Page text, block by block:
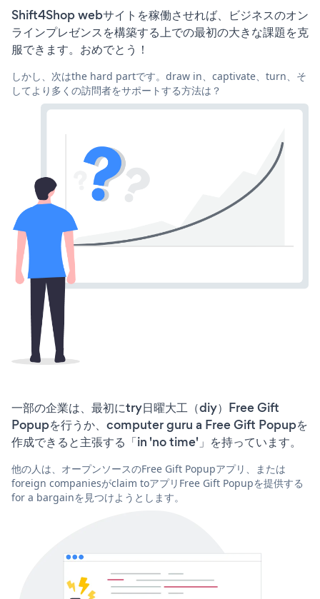
Shift4Shop webサイトを稼働させれば、ビジネスのオン
ラインプレゼンスを構築する上での最初の大きな課題を克
服できます。おめでとう！
しかし、次はthe hard partです。draw in、captivate、turn、そ
してより多くの訪問者をサポートする方法は？
一部の企業は、最初にtry日曜大工（diy）Free Gift
Popupを行うか、computer guru a Free Gift Popupを
作成できると主張する「in 'no time'」を持っています。
他の人は、オープンソースのFree Gift Popupアプリ、または
foreign companiesがclaim toアプリFree Gift Popupを提供する
for a bargainを見つけようとします。